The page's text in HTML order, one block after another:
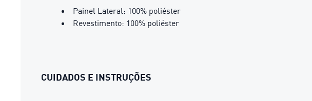
Painel Lateral: 100% poliéster
Revestimento: 100% poliéster
CUIDADOS E INSTRUÇÕES